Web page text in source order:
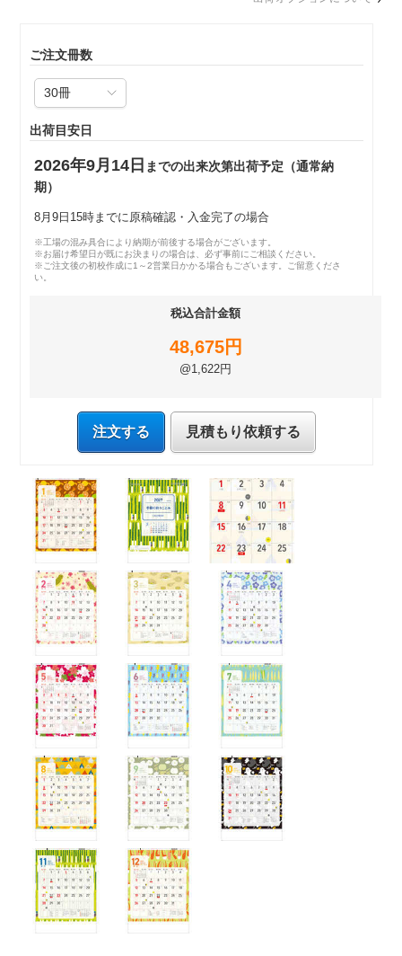
ご注文冊数
出荷目安日
2026年9月14日 までの出来次第出荷予定（通常納
期）
8月9日15時までに原稿確認・入金完了の場合
※工場の混み具合により納期が前後する場合がございます。
※お届け希望日が既にお決まりの場合は、必ず事前にご相談ください。
※ご注文後の初校作成に1～2営業日かかる場合もございます。ご留意くださ
い。
税込合計金額
48,675円
@1,622円
注文する 見積もり依頼する